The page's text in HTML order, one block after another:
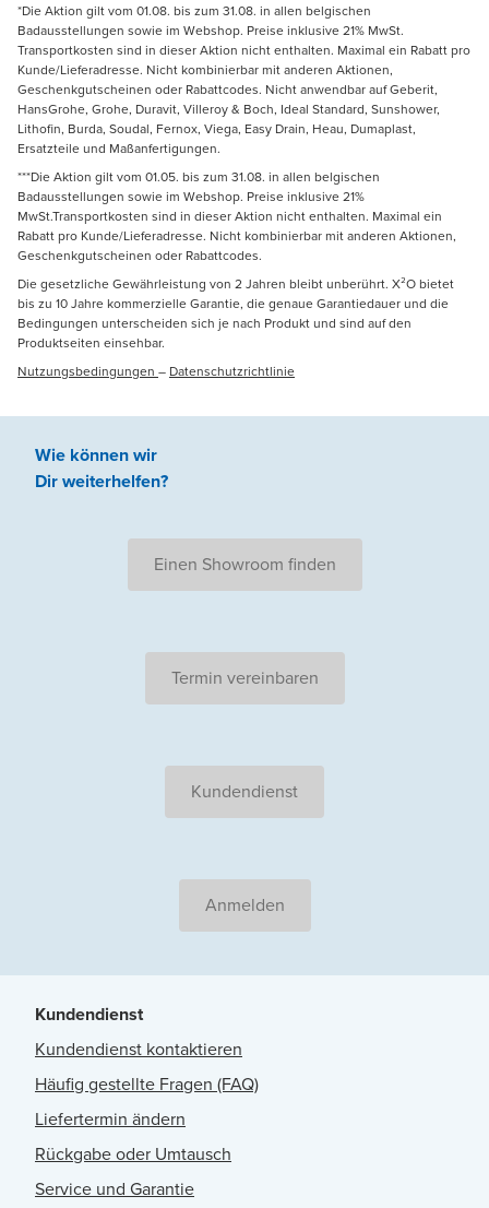
*Die Aktion gilt vom 01.08. bis zum 31.08. in allen belgischen
Badausstellungen sowie im Webshop. Preise inklusive 21% MwSt.
Transportkosten sind in dieser Aktion nicht enthalten. Maximal ein Rabatt pro
Kunde/Lieferadresse. Nicht kombinierbar mit anderen Aktionen,
Geschenkgutscheinen oder Rabattcodes. Nicht anwendbar auf Geberit,
HansGrohe, Grohe, Duravit, Villeroy & Boch, Ideal Standard, Sunshower,
Lithofin, Burda, Soudal, Fernox, Viega, Easy Drain, Heau, Dumaplast,
Ersatzteile und Maßanfertigungen.
***Die Aktion gilt vom 01.05. bis zum 31.08. in allen belgischen
Badausstellungen sowie im Webshop. Preise inklusive 21%
MwSt.Transportkosten sind in dieser Aktion nicht enthalten. Maximal ein
Rabatt pro Kunde/Lieferadresse. Nicht kombinierbar mit anderen Aktionen,
Geschenkgutscheinen oder Rabattcodes.
Die gesetzliche Gewährleistung von 2 Jahren bleibt unberührt. X²O bietet
bis zu 10 Jahre kommerzielle Garantie, die genaue Garantiedauer und die
Bedingungen unterscheiden sich je nach Produkt und sind auf den
Produktseiten einsehbar.
Nutzungsbedingungen – Datenschutzrichtlinie
Wie können wir
Dir weiterhelfen?
Einen Showroom finden
Termin vereinbaren
Kundendienst
Anmelden
Kundendienst
Kundendienst kontaktieren
Häufig gestellte Fragen (FAQ)
Liefertermin ändern
Rückgabe oder Umtausch
Service und Garantie